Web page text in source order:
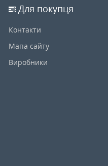
Для покупця
Контакти
Мапа сайту
Виробники